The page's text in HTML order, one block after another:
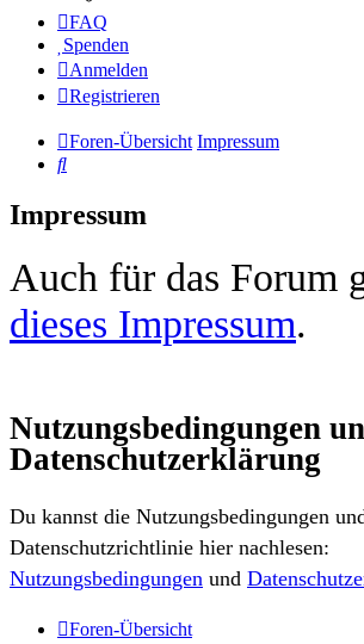
FAQ
Spenden
Anmelden
Registrieren
Foren-Übersicht Impressum
Suche
Impressum
Auch für das Forum
dieses Impressum.
Nutzungsbedingungen
Datenschutzerklärung
Du kannst die Nutzungsbedingungen
Datenschutzrichtlinie hier nachlesen:
Nutzungsbedingungen und
Foren-Übersicht